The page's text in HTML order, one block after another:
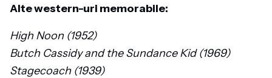
Alte western-uri memorabile:
High Noon (1952)
Butch Cassidy and the Sundance Kid (1969)
Stagecoach (1939)